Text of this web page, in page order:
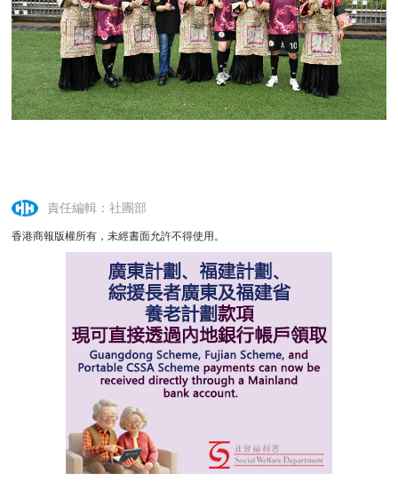
責任編輯：社團部
香港商報版權所有，未經書面允許不得使用。